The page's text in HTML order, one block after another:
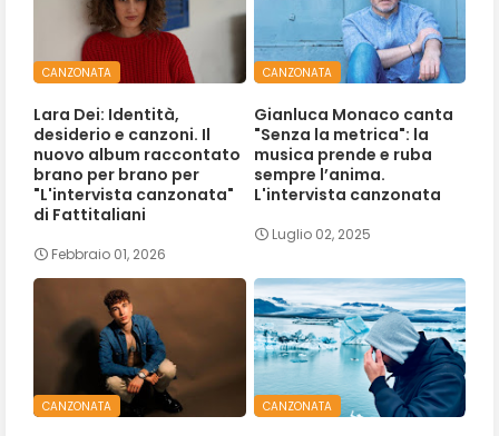
CANZONATA
Lara Dei: Identità,
desiderio e canzoni. Il
nuovo album raccontato
brano per brano per
"L'intervista canzonata"
di Fattitaliani
Febbraio 01, 2026
CANZONATA
Gianluca Monaco canta
"Senza la metrica": la
musica prende e ruba
sempre l’anima.
L'intervista canzonata
Luglio 02, 2025
CANZONATA CANZONATA